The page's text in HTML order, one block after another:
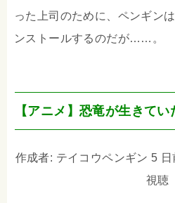
った上司のために、ペンギン
ンストールするのだが……。
【アニメ】恐竜が生きて
作成者: テイコウペンギン 5
視聴